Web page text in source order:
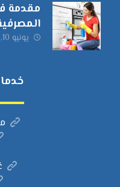
مقدمة
يونيو 10, 2017